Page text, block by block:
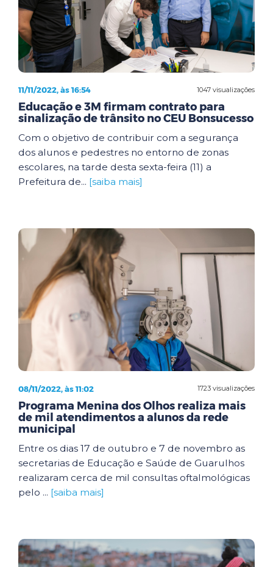
1047 visualizações
11/11/2022, às 16:54
Educação e 3M firmam contrato para
sinalização de trânsito no CEU Bonsucesso
Com o objetivo de contribuir com a segurança
dos alunos e pedestres no entorno de zonas
escolares, na tarde desta sexta-feira (11) a
Prefeitura de... [saiba mais]
1723 visualizações
08/11/2022, às 11:02
Programa Menina dos Olhos realiza mais
de mil atendimentos a alunos da rede
municipal
Entre os dias 17 de outubro e 7 de novembro as
secretarias de Educação e Saúde de Guarulhos
realizaram cerca de mil consultas oftalmológicas
pelo ... [saiba mais]